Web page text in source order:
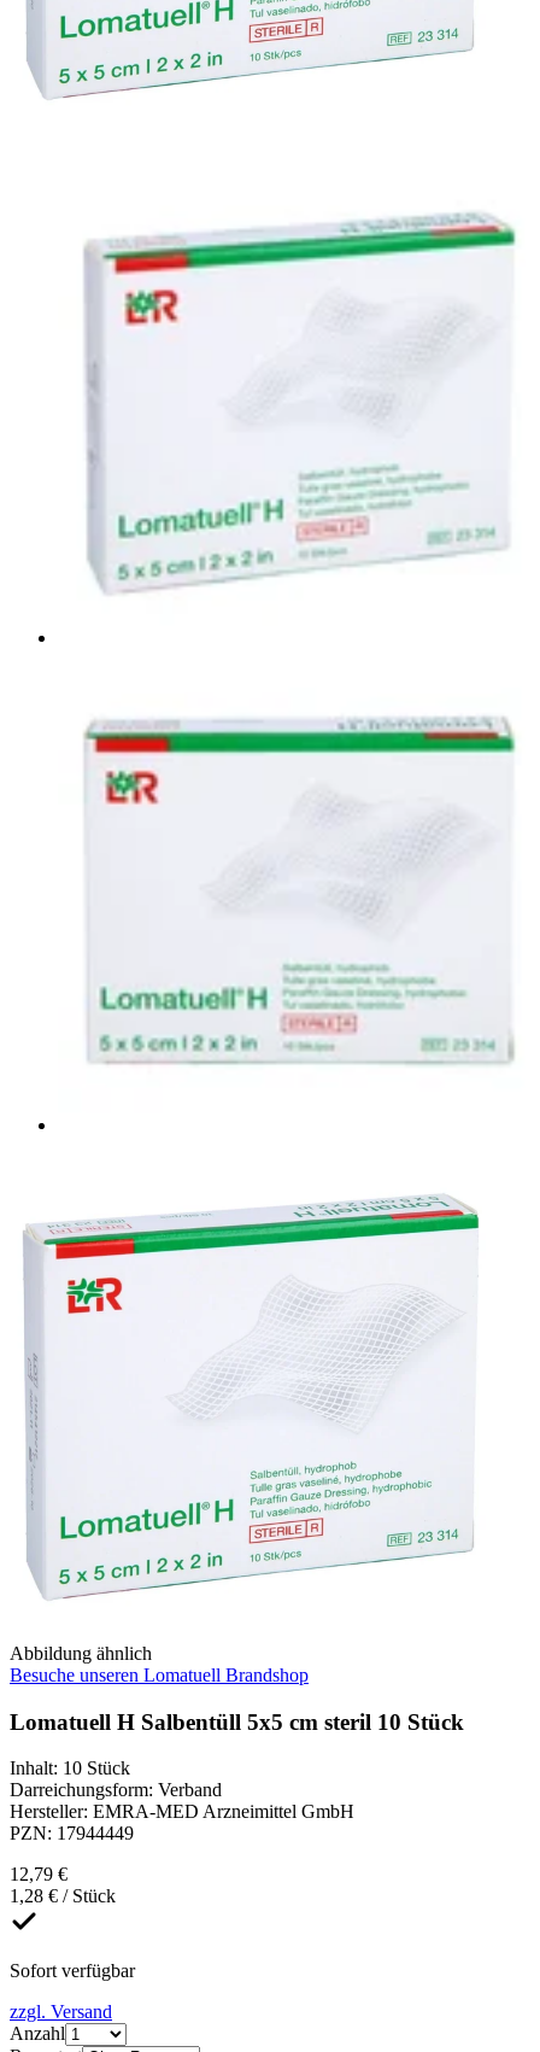
Abbildung ähnlich
Besuche unseren Lomatuell Brandshop
Lomatuell H Salbentüll 5x5 cm steril 10 Stück
Inhalt: 10 Stück
Darreichungsform: Verband
Hersteller: EMRA-MED Arzneimittel GmbH
PZN: 17944449
12,79 €
1,28 € / Stück
Sofort verfügbar
zzgl. Versand
Anzahl